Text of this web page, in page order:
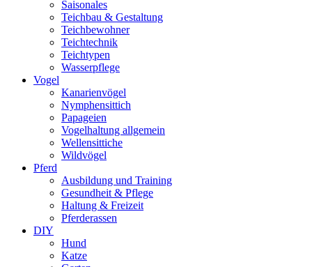
Saisonales
Teichbau & Gestaltung
Teichbewohner
Teichtechnik
Teichtypen
Wasserpflege
Vogel
Kanarienvögel
Nymphensittich
Papageien
Vogelhaltung allgemein
Wellensittiche
Wildvögel
Pferd
Ausbildung und Training
Gesundheit & Pflege
Haltung & Freizeit
Pferderassen
DIY
Hund
Katze